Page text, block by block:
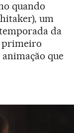
quando
um
da
primeiro
que